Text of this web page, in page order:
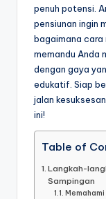
penuh potensi.
pensiunan ingin
bagaimana cara
memandu Anda
dengan gaya
edukatif. Siap
jalan
ini!
Table of
Langkah-
Sampingan